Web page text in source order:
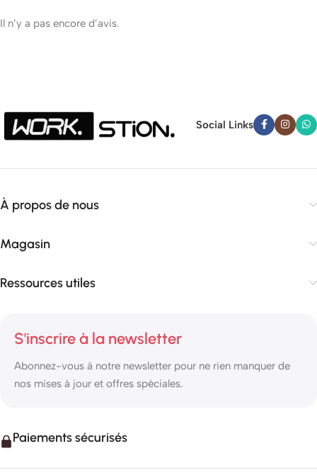
Il n’y a pas encore d’avis.
Social Links
À propos de nous
Magasin
Ressources utiles
S'inscrire à la newsletter
Abonnez-vous à notre newsletter pour ne rien manquer de
nos mises à jour et offres spéciales.
Paiements sécurisés